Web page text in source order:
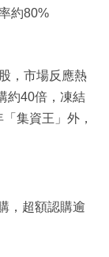
約80%
，市場反應熱
約40倍，凍結
集資王」外，
，超額認購逾